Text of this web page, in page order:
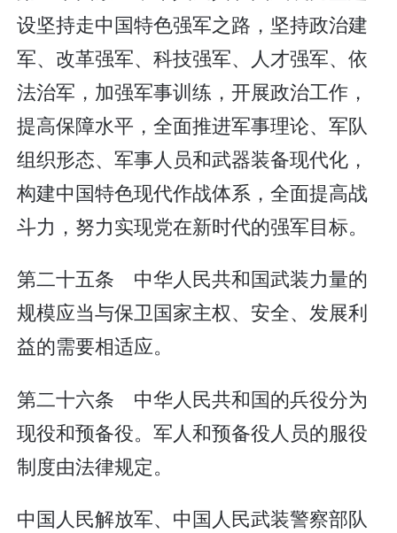
设坚持走中国特色强军之路，坚持政治建
军、改革强军、科技强军、人才强军、依
法治军，加强军事训练，开展政治工作，
提高保障水平，全面推进军事理论、军队
组织形态、军事人员和武器装备现代化，
构建中国特色现代作战体系，全面提高战
斗力，努力实现党在新时代的强军目标。
第二十五条 中华人民共和国武装力量的
规模应当与保卫国家主权、安全、发展利
益的需要相适应。
第二十六条 中华人民共和国的兵役分为
现役和预备役。军人和预备役人员的服役
制度由法律规定。
中国人民解放军、中国人民武装警察部队